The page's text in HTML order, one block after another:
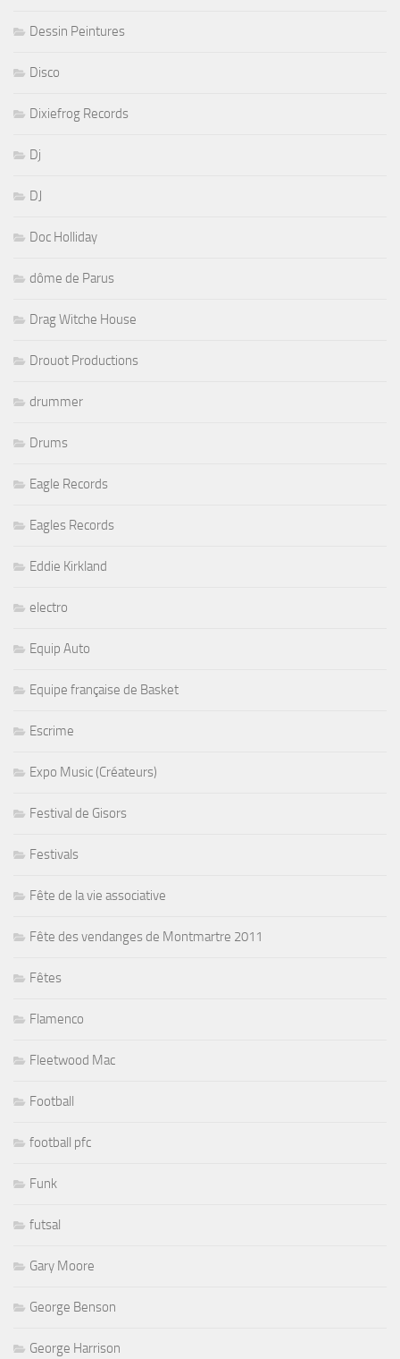
Dessin Peintures
Disco
Dixiefrog Records
Dj
DJ
Doc Holliday
dôme de Parus
Drag Witche House
Drouot Productions
drummer
Drums
Eagle Records
Eagles Records
Eddie Kirkland
electro
Equip Auto
Equipe française de Basket
Escrime
Expo Music (Créateurs)
Festival de Gisors
Festivals
Fête de la vie associative
Fête des vendanges de Montmartre 2011
Fêtes
Flamenco
Fleetwood Mac
Football
football pfc
Funk
futsal
Gary Moore
George Benson
George Harrison